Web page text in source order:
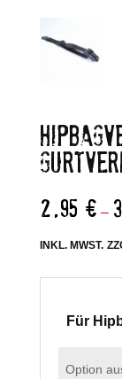
2,95 € –
INKL. MWST.
Für